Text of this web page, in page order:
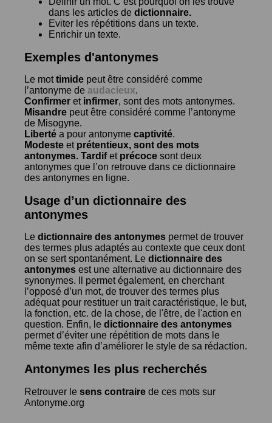
dans les articles de dictionnaire.
Eviter les répétitions dans un texte.
Enrichir un texte.
Exemples d'antonymes
Le mottimide peut être considéré comme
l’antonyme de audacieux.
Confirmer et infirmer, sont des mots antonymes.
Misandre peut être considéré comme l’antonyme
de Misogyne.
Liberté a pour antonyme captivité.
Modeste et prétentieux, sont des mots
antonymes. Tardifet précoce sont deux
antonymes que l’on retrouve dans ce dictionnaire
des antonymes en ligne.
Usage d’un dictionnaire des
antonymes
Le dictionnaire des antonymes permet de trouver
des termes plus adaptés au contexte que ceux dont
on se sert spontanément. Le dictionnaire des
antonymes est une alternative au dictionnaire des
synonymes. Il permet également, en cherchant
l’opposé d’un mot, de trouver des termes plus
adéquat pour restituer un trait caractéristique, le but,
la fonction, etc. de la chose, de l'être, de l'action en
question. Enfin, le dictionnaire des antonymes
permet d’éviter une répétition de mots dans le
même texte afin d’améliorer le style de sa rédaction.
Antonymes les plus recherchés
Retrouver le sens contraire de ces mots sur
Antonyme.org